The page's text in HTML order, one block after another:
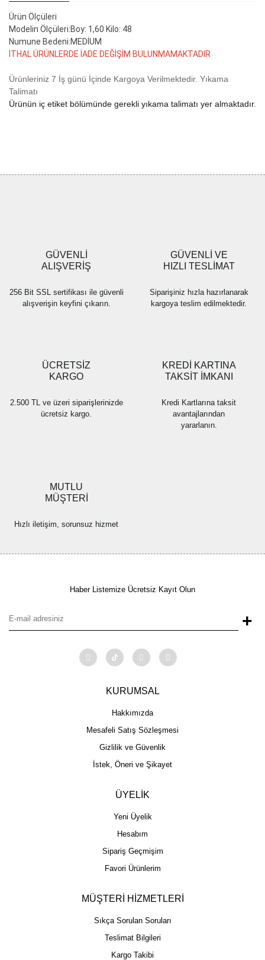
Ürün Ölçüleri
Modelin Ölçüleri:Boy: 1,60 Kilo: 48
Numune Bedeni:MEDİUM
İTHAL ÜRÜNLERDE İADE DEĞİŞİM BULUNMAMAKTADIR
Ürünleriniz 7 İş günü İçinde Kargoya Verilmektedir. Yıkama
Talimatı
Ürünün iç etiket bölümünde gerekli yıkama talimatı yer almaktadır.
Ürün fiyatı diğer sitelerden daha pahalı.
Bu ürüne benzer farklı alternatifler olmalı.
GÜVENLİ
ALIŞVERİŞ
256 Bit SSL sertifikası ile güvenli
alışverişin keyfini çıkarın.
GÜVENLİ VE
HIZLI TESLİMAT
Siparişiniz hızla hazırlanarak
kargoya teslim edilmektedir.
ÜCRETSİZ
KARGO
2.500 TL ve üzeri siparişlerinizde
ücretsiz kargo.
KREDİ KARTINA
TAKSİT İMKANI
Kredi Kartlarına taksit
avantajlarından
yararlanın.
MUTLU
MÜŞTERİ
Hızlı iletişim, sorunsuz hizmet
Haber Listemize Ücretsiz Kayıt Olun
+
KURUMSAL
Hakkımızda
Mesafeli Satış Sözleşmesi
Gizlilik ve Güvenlik
İstek, Öneri ve Şikayet
ÜYELİK
Yeni Üyelik
Hesabım
Sipariş Geçmişim
Favori Ürünlerim
MÜŞTERİ HİZMETLERİ
Sıkça Sorulan Soruları
Teslimat Bilgileri
Kargo Takibi